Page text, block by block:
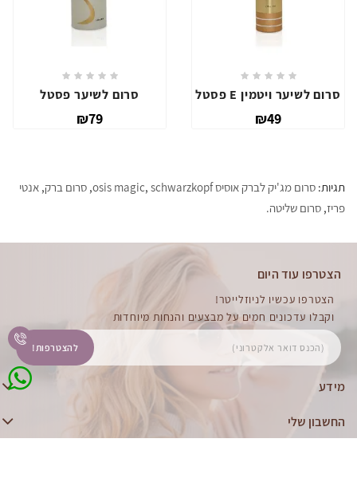
סרום לשיער פסטל
₪79
סרום לשיער ויטמין E פסטל
₪49
תגיות: סרום מג'יק לברק אוסיס osis magic , schwarzkopf
, סרום ברק, אנטי
פריז, סרום שליטה.
הצטרפו עוד היום
הצטרפו עכשיו לניוזלייטר!
וקבלו עדכונים חמים על מבצעים והנחות מיוחדות
להצטרפות!
מידע
החשבון שלי